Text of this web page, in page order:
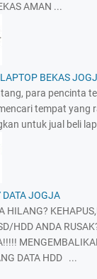
AMAN ...
BEKAS
para pencinta
tempat yang
untuk jual beli
DATA JOGJA
HILANG?
HDD ANDA
DATA HDD ...